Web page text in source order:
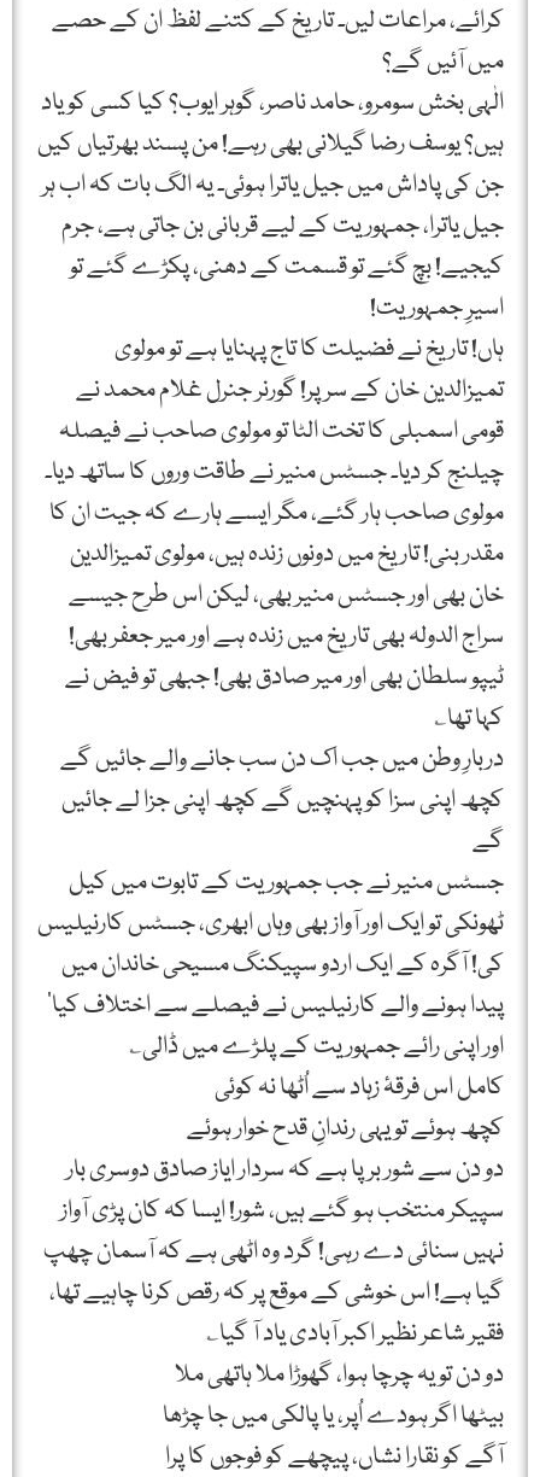
کرائے، مراعات لیں۔ تاریخ کے کتنے لفظ ان کے حصے
میں آئیں گے؟
الٰہی بخش سومرو، حامد ناصر، گوہر ایوب؟ کیا کسی کو یاد
ہیں؟ یوسف رضا گیلانی بھی رہے! من پسند بھرتیاں کیں
جن کی پاداش میں جیل یاترا ہوئی۔ یہ الگ بات کہ اب ہر
جیل یاترا، جمہوریت کے لیے قربانی بن جاتی ہے، جرم
کیجیے! بچ گئے تو قسمت کے دھنی، پکڑے گئے تو
اسیرِ جمہوریت!
ہاں! تاریخ نے فضیلت کا تاج پہنایا ہے تو مولوی
تمیزالدین خان کے سر پر! گورنر جنرل غلام محمد نے
قومی اسمبلی کا تخت الٹا تو مولوی صاحب نے فیصلہ
چیلنج کر دیا۔ جسٹس منیر نے طاقت وروں کا ساتھ دیا۔
مولوی صاحب ہار گئے، مگر ایسے ہارے کہ جیت ان کا
مقدر بنی! تاریخ میں دونوں زندہ ہیں، مولوی تمیزالدین
خان بھی اور جسٹس منیر بھی، لیکن اس طرح جیسے
سراج الدولہ بھی تاریخ میں زندہ ہے اور میر جعفر بھی!
ٹیپو سلطان بھی اور میر صادق بھی! جبھی تو فیض نے
کہا تھا؎
دربارِ وطن میں جب اک دن سب جانے والے جائیں گے
کچھ اپنی سزا کو پہنچیں گے کچھ اپنی جزا لے جائیں
گے
جسٹس منیر نے جب جمہوریت کے تابوت میں کیل
ٹھونکی تو ایک اور آواز بھی وہاں ابھری، جسٹس کارنیلیس
کی! آگرہ کے ایک اردو سپیکنگ مسیحی خاندان میں
پیدا ہونے والے کارنیلیس نے فیصلے سے اختلاف کیا‘
اور اپنی رائے جمہوریت کے پلڑے میں ڈالی؎
کامل اس فرقۂ زہاد سے اُٹھا نہ کوئی
کچھ ہوئے تو یہی رندانِ قدح خوار ہوئے
دو دن سے شور برپا ہے کہ سردار ایاز صادق دوسری بار
سپیکر منتخب ہو گئے ہیں، شور! ایسا کہ کان پڑی آواز
نہیں سنائی دے رہی! گرد وہ اٹھی ہے کہ آسمان چھپ
گیا ہے! اس خوشی کے موقع پر کہ رقص کرنا چاہیے تھا،
فقیر شاعر نظیر اکبر آبادی یاد آ گیا؎
دو دن تو یہ چرچا ہوا، گھوڑا ملا ہاتھی ملا
بیٹھا اگر ہودے اُپر، یا پالکی میں جا چڑھا
آگے کو نقارا نشاں، پیچھے کو فوجوں کا پرا